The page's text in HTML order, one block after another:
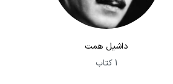
داشیل همت
1 کتاب